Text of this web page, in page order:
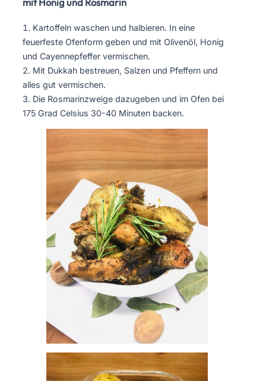
mit Honig und Rosmarin
Kartoffeln waschen und halbieren. In eine
feuerfeste Ofenform geben und mit Olivenöl, Honig
und Cayennepfeffer vermischen.
Mit Dukkah bestreuen, Salzen und Pfeffern und
alles gut vermischen.
Die Rosmarinzweige dazugeben und im Ofen bei
175 Grad Celsius 30-40 Minuten backen.